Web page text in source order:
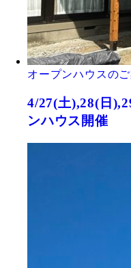
オープンハウスの
4/27(土),28(日
ンハウス開催